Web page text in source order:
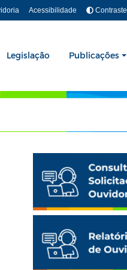
Acessibilidade Contraste
Legislação Publicações